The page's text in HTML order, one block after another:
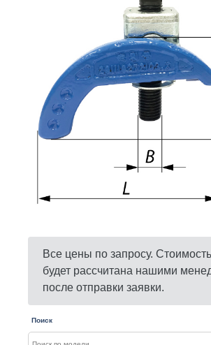
Все цены по запросу.
будет рассчитана нашими
после отправки заявки.
Поиск